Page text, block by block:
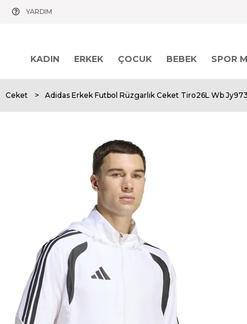
YARDIM
KADIN ERKEK ÇOCUK BEBEK SPOR
Ceket > Adidas Erkek Futbol Rüzgarlık Ceket Tiro26L Wb